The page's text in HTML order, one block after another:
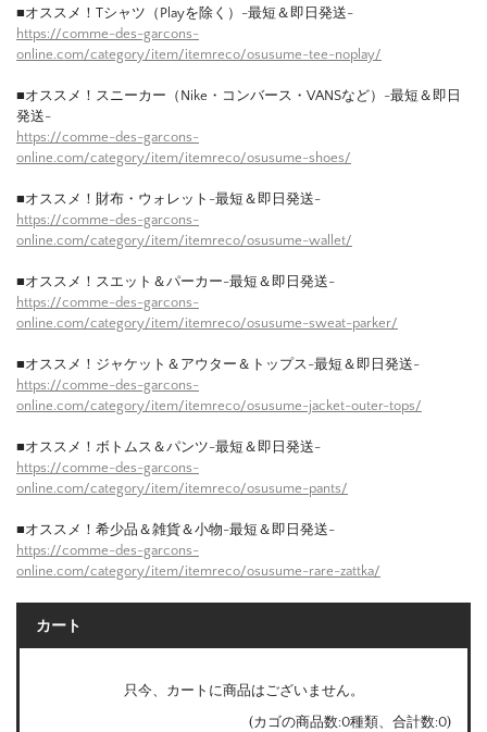
■オススメ！Tシャツ（Playを除く）-最短＆即日発送-
https://comme-des-garcons-
online.com/category/item/itemreco/osusume-tee-noplay/
■オススメ！スニーカー（Nike・コンバース・VANSなど）-最短＆即日
発送-
https://comme-des-garcons-
online.com/category/item/itemreco/osusume-shoes/
■オススメ！財布・ウォレット-最短＆即日発送-
https://comme-des-garcons-
online.com/category/item/itemreco/osusume-wallet/
■オススメ！スエット＆パーカー-最短＆即日発送-
https://comme-des-garcons-
online.com/category/item/itemreco/osusume-sweat-parker/
■オススメ！ジャケット＆アウター＆トップス-最短＆即日発送-
https://comme-des-garcons-
online.com/category/item/itemreco/osusume-jacket-outer-tops/
■オススメ！ボトムス＆パンツ-最短＆即日発送-
https://comme-des-garcons-
online.com/category/item/itemreco/osusume-pants/
■オススメ！希少品＆雑貨＆小物-最短＆即日発送-
https://comme-des-garcons-
online.com/category/item/itemreco/osusume-rare-zattka/
カート
只今、カートに商品はございません。
(カゴの商品数:0種類、合計数:0)